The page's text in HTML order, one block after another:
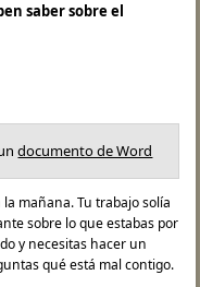
saber sobre el
documento de Word
mañana. Tu trabajo solía
sobre lo que estabas por
y necesitas hacer un
qué está mal contigo.